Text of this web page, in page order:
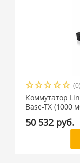
(0)
Коммутатор
Base-TX (1000
50 532 руб.